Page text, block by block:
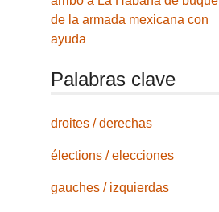
de la armada mexicana con
ayuda
Palabras clave
droites / derechas
élections / elecciones
gauches / izquierdas